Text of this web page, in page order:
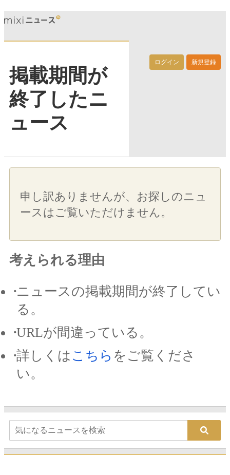
ログイン 新規登録
掲載期間が
終了したニ
ュース
申し訳ありませんが、お探しのニュ
ースはご覧いただけません。
考えられる理由
ニュースの掲載期間が終了してい
る。
URLが間違っている。
詳しくは こちら をご覧くださ
い。